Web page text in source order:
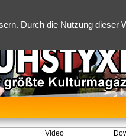
Durch die Nutzung
Video